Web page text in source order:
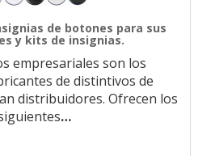
de botones para sus
y kits de insignias.
empresariales son los
de distintivos de
distribuidores. Ofrecen los
…